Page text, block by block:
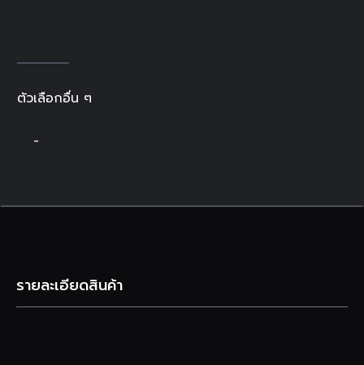
ตัวเลือกอื่น ๆ
-
รายละเอียดสินค้า